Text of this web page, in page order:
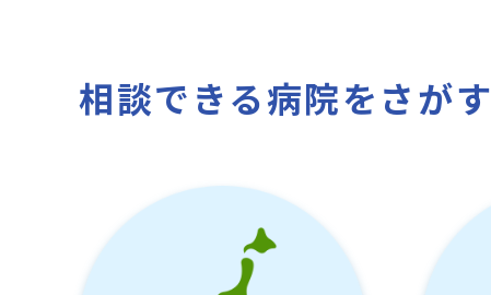
相談できる病院をさがす